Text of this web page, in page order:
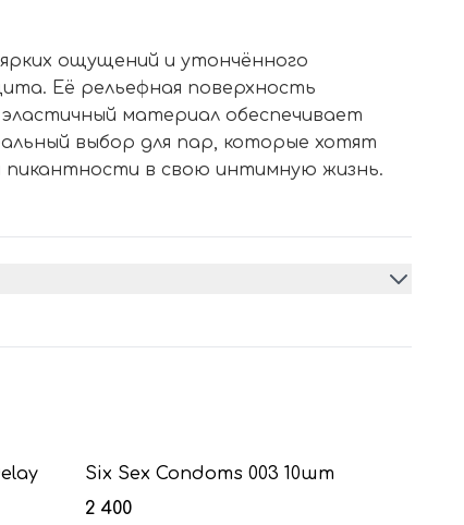
ощущений и утончённого
Её рельефная поверхность
материал обеспечивает
выбор для пар, которые хотят
пикантности в свою интимную жизнь.
Six Sex Condoms 003 10шт
2 400